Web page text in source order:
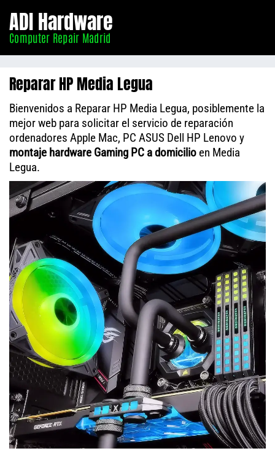
Madrid
ADI Hardware
Computer Repair Madrid
Reparar HP Media Legua
Bienvenidos a Reparar HP Media Legua, posiblemente la
mejor web para solicitar el servicio de reparación
ordenadores Apple Mac, PC ASUS Dell HP Lenovo y
montaje hardware Gaming PC a domicilio en Media
Legua.